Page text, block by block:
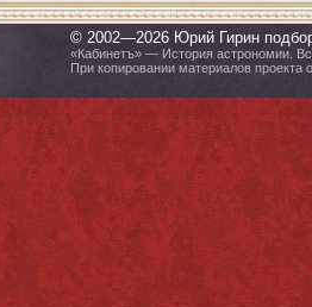
© 2002—2026 Юрий Гирин
«Кабинетъ» — История астрономии.
При копировании материалов проекта